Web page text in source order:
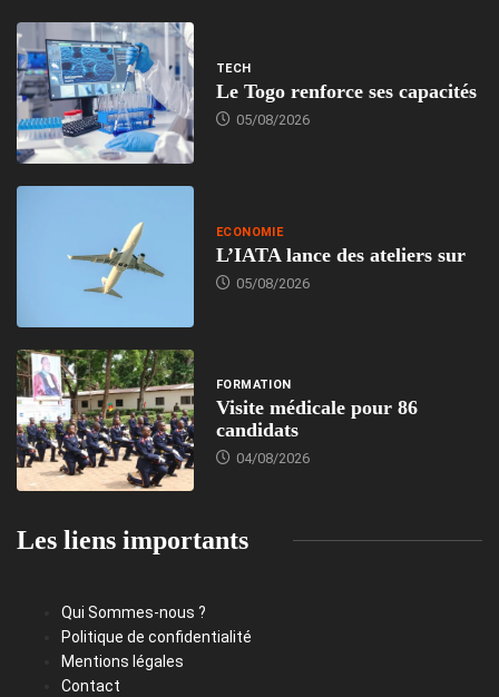
TECH
Le Togo renforce ses capacités
05/08/2026
ECONOMIE
L’IATA lance des ateliers sur
05/08/2026
FORMATION
Visite médicale pour 86
candidats
04/08/2026
Les liens importants
Qui Sommes-nous ?
Politique de confidentialité
Mentions légales
Contact